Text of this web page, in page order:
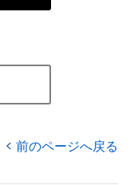
前のページへ戻る